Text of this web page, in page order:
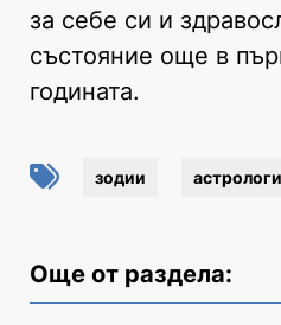
за себе си и
състояние още в
годината.
зодии
Още от раздела: